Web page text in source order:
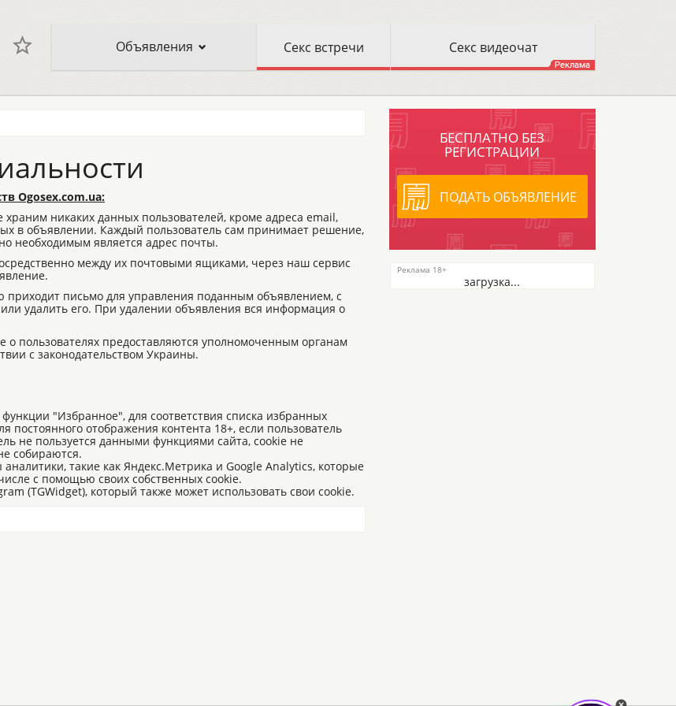
Объявления
БЕСПЛАТНО БЕЗ
РЕГИСТРАЦИИ
ПОДАТЬ ОБЪЯВЛЕНИЕ
загрузка...
Ogosex.com.ua:
никаких данных пользователей, кроме адреса email,
в объявлении. Каждый пользователь сам принимает решение,
необходимым является адрес почты.
между их почтовыми ящиками, через наш сервис
письмо для управления поданным объявлением, с
удалить его. При удалении объявления вся информация о
пользователях предоставляются уполномоченным органам
с законодательством Украины.
"Избранное", для соответствия списка избранных
отображения контента 18+, если пользователь
не пользуется данными функциями сайта, cookie не
собираются.
такие как Яндекс.Метрика и Google Analytics, которые
с помощью своих собственных cookie.
(TGWidget), который также может использовать свои cookie.